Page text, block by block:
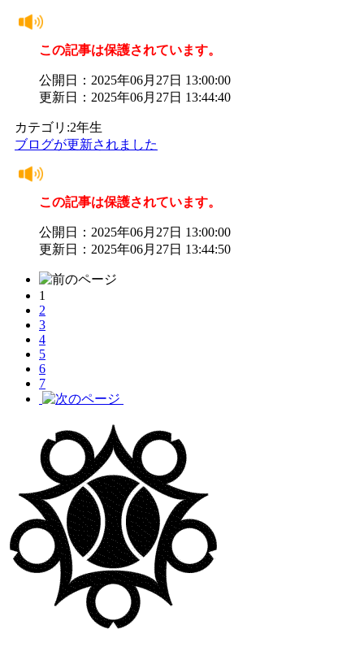
この記事は保護されています。
公開日：2025年06月27日 13:00:00
更新日：2025年06月27日 13:44:40
カテゴリ:2年生
ブログが更新されました
この記事は保護されています。
公開日：2025年06月27日 13:00:00
更新日：2025年06月27日 13:44:50
1
2
3
4
5
6
7